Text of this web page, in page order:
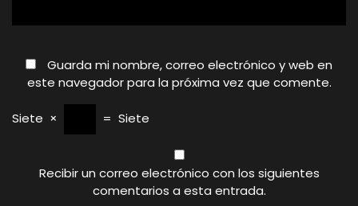
Guarda mi nombre, correo electrónico y web en
este navegador para la próxima vez que comente.
Siete × = Siete
Recibir un correo electrónico con los siguientes
comentarios a esta entrada.